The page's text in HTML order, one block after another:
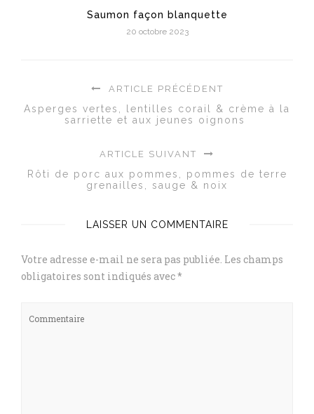
Saumon façon blanquette
20 octobre 2023
ARTICLE PRÉCÉDENT
Asperges vertes, lentilles corail & crème à la
sarriette et aux jeunes oignons
ARTICLE SUIVANT
Rôti de porc aux pommes, pommes de terre
grenailles, sauge & noix
LAISSER UN COMMENTAIRE
Votre adresse e-mail ne sera pas publiée. Les champs
obligatoires sont indiqués avec*